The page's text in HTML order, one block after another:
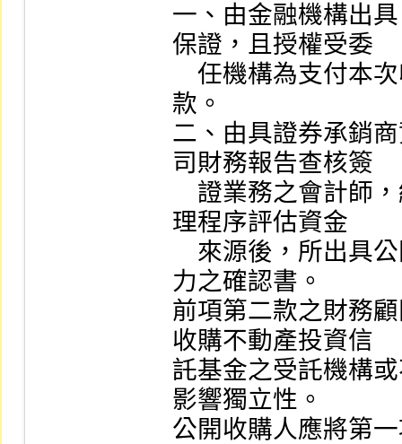
一、由金融機構出
保證，且授權受委
款。
二、由具證券承銷
司財務報告查核簽
理程序評估資金
力之確認書。
前項第二款之財務
收購不動產投資信
託基金之受託機構
影響獨立性。
公開收購人應將第